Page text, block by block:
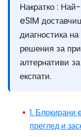
Накратко : Най-
eSIM
диагностика
решения за
алтернативи
експати.
1. Блокирани
преглед и